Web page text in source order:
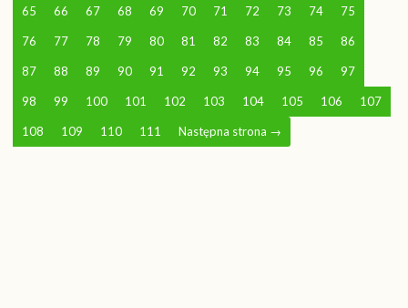
65 66 67 68 69 70 71 72 73 74 75
76 77 78 79 80 81 82 83 84 85 86
87 88 89 90 91 92 93 94 95 96 97
98 99 100 101 102 103 104 105 106 107
108 109 110 111 Następna strona →